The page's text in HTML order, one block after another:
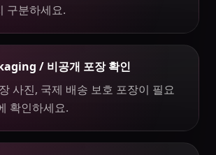
구분하세요.
/ 비공개 포장 확인
사진, 국제 배송 보호 포장이 필요
확인하세요.